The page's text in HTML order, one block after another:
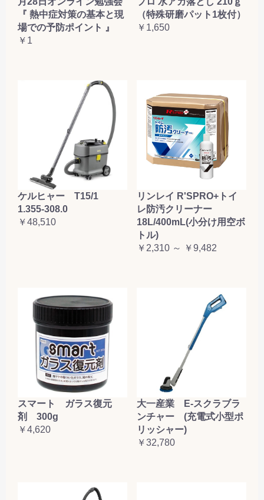
『 熱中症対策の基本と現
場での予防ポイント 』
￥1
（特殊研磨パット1枚付）
￥1,650
ケルヒャー T15/1
1.355-308.0
￥48,510
リンレイ R'SPRO+トイ
レ防汚クリーナー
18L/400mL(小分け用空ボ
トル)
￥2,310 ～ ￥9,482
スマート ガラス復元
剤 300g
￥4,620
大一産業 E-スクラブラ
ンチャー (充電式小型ポ
リッシャー)
￥32,780